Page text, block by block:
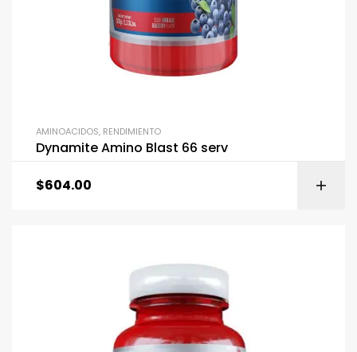
AMINOACIDOS, RENDIMIENTO
Dynamite Amino Blast 66 serv
$604.00